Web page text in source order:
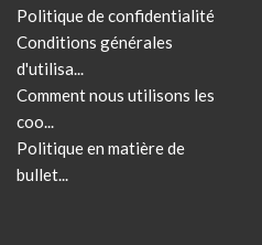
Politique de confidentialité
Conditions générales
d'utilisa...
Comment nous utilisons les
coo...
Politique en matière de
bullet...